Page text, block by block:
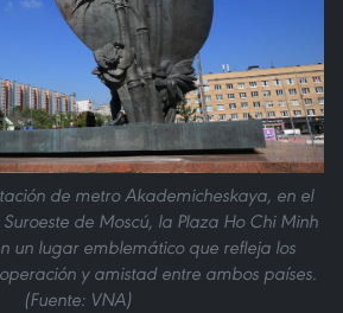
de metro Akademicheskaya, en el
de Moscú, la Plaza Ho Chi Minh
un lugar emblemático que refleja los
y amistad entre ambos países.
(Fuente: VNA)